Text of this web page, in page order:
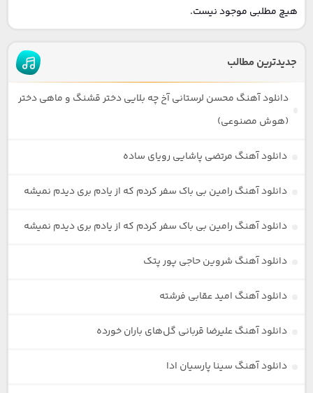
هیچ مطلبی موجود نیست.
جدیدترین مطالب
دانلود آهنگ محسن لرستانی آخ چه بلایی دختر قشنگ و ماهی دختر
(هوش مصنوعی)
دانلود آهنگ مرتضی پاشایی رویای ساده
دانلود آهنگ رامین بی باک سفر کردم که از یادم بری دیدم نمیشه
دانلود آهنگ رامین بی باک سفر کردم که از یادم بری دیدم نمیشه
دانلود آهنگ شروین حاجی پور پتک
دانلود آهنگ امید عقابی فرشته
دانلود آهنگ علیرضا قربانی گل‌های باران خورده
دانلود آهنگ سینا پارسیان ادا